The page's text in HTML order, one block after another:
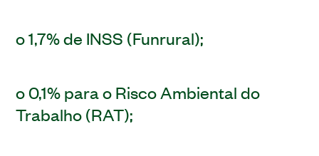
o 1,7% de INSS (Funrural);
o 0,1% para o Risco Ambiental do
Trabalho (RAT);